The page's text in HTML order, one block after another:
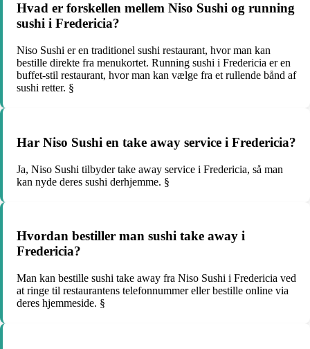
Hvad er forskellen mellem Niso Sushi og running
sushi i Fredericia?
Niso Sushi er en traditionel sushi restaurant, hvor man kan
bestille direkte fra menukortet. Running sushi i Fredericia er en
buffet-stil restaurant, hvor man kan vælge fra et rullende bånd af
sushi retter. §
Har Niso Sushi en take away service i Fredericia?
Ja, Niso Sushi tilbyder take away service i Fredericia, så man
kan nyde deres sushi derhjemme. §
Hvordan bestiller man sushi take away i
Fredericia?
Man kan bestille sushi take away fra Niso Sushi i Fredericia ved
at ringe til restaurantens telefonnummer eller bestille online via
deres hjemmeside. §